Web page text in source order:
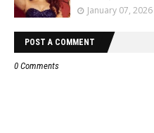
January 07, 2026
POST A COMMENT
0 Comments